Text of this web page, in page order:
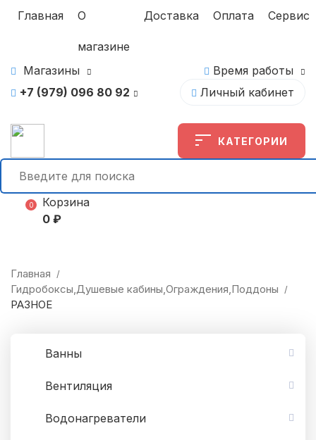
Главная О
магазине
Доставка Оплата Сервис
Магазины
Время работы
+7 (979) 096 80 92
Личный кабинет
КАТЕГОРИИ
0
Корзина
0 ₽
Главная /
Гидробоксы,Душевые кабины,Ограждения,Поддоны /
РАЗНОЕ
Ванны
Вентиляция
Водонагреватели